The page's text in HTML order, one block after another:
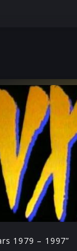
1979 – 1997”